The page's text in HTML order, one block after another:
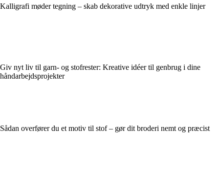
Kalligrafi møder tegning – skab dekorative udtryk med enkle linjer
Giv nyt liv til garn- og stofrester: Kreative idéer til genbrug i dine
håndarbejdsprojekter
Sådan overfører du et motiv til stof – gør dit broderi nemt og præcist